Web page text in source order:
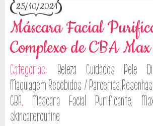
25/10/2021
Máscara Facial
Complexo de CBA
Categorias: Beleza Cuidados Pele
Maquiagem Recebidos / Parcerias Resenhas
CBA, Máscara Facial Purificante,
skincareroutine